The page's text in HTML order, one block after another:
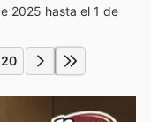
2025 hasta el 1 de
20